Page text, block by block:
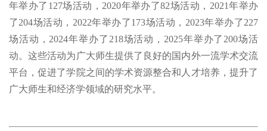
年举办了127场活动，2020年举办了82场活动，2021年举办
了204场活动，2022年举办了173场活动，2023年举办了227
场活动，2024年举办了218场活动，2025年举办了200场活
动。这些活动为广大师生提供了良好的国内外一流学术交流
平台，促进了学院之间的学术资源整合和人才培养，提升了
广大师生和经济学领域的研究水平。